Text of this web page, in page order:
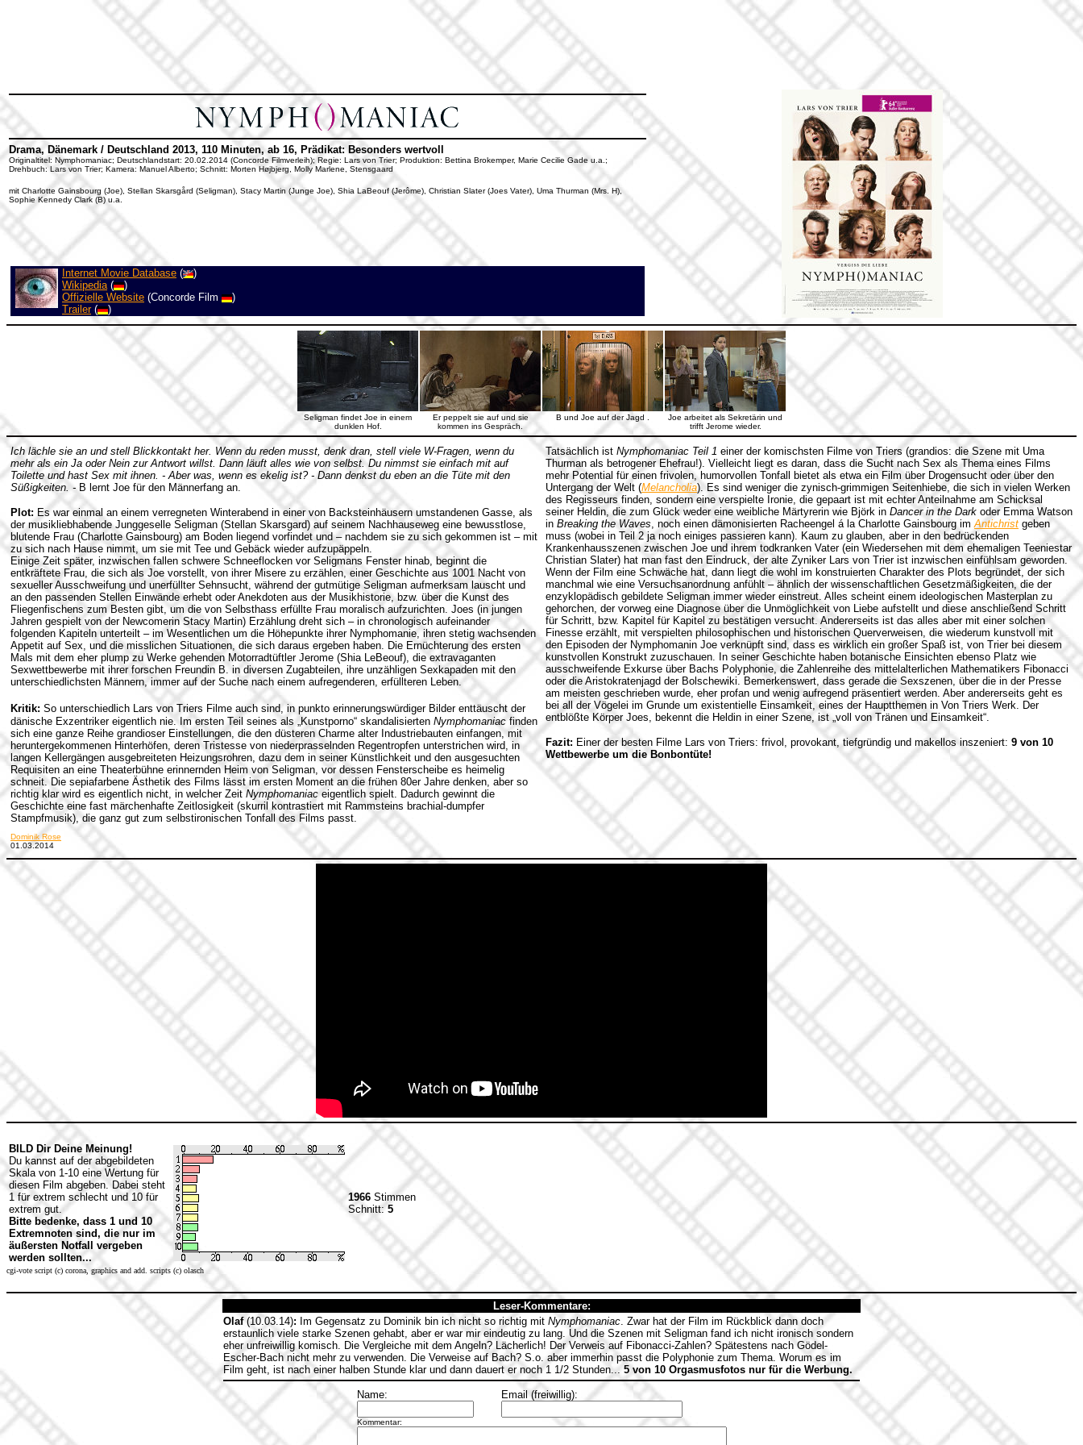
Drama, Dänemark / Deutschland 2013, 110 Minuten, ab 16, Prädikat: Besonders wertvoll
Originaltitel: Nymphomaniac; Deutschlandstart: 20.02.2014 (Concorde Filmverleih); Regie: Lars von Trier; Produktion: Bettina Brokemper, Marie Cecilie Gade u.a.;
Drehbuch: Lars von Trier; Kamera: Manuel Alberto; Schnitt: Morten Højbjerg, Molly Marlene, Stensgaard
mit Charlotte Gainsbourg (Joe), Stellan Skarsgård (Seligman), Stacy Martin (Junge Joe), Shia LaBeouf (Jerôme), Christian Slater (Joes Vater), Uma Thurman (Mrs. H),
Sophie Kennedy Clark (B) u.a.
Internet Movie Database (
)
Wikipedia(
)
Offizielle Website (Concorde Film
)
Trailer( )
Seligman findet Joe in einem
dunklen Hof.
Er peppelt sie auf und sie
kommen ins Gespräch.
B und Joe auf der Jagd .
Joe arbeitet als Sekretärin und
trifft Jerome wieder.
Ich lächle sie an und stell Blickkontakt her. Wenn du reden musst, denk dran, stell viele W-Fragen, wenn du
mehr als ein Ja oder Nein zur Antwort willst. Dann läuft alles wie von selbst. Du nimmst sie einfach mit auf
Toilette und hast Sex mit ihnen. - Aber was, wenn es ekelig ist? - Dann denkst du eben an die Tüte mit den
Süßigkeiten. - B lernt Joe für den Männerfang an.
Plot: Es war einmal an einem verregneten Winterabend in einer von Backsteinhäusern umstandenen Gasse, als
der musikliebhabende Junggeselle Seligman (Stellan Skarsgard) auf seinem Nachhauseweg eine bewusstlose,
blutende Frau (Charlotte Gainsbourg) am Boden liegend vorfindet und – nachdem sie zu sich gekommen ist – mit
zu sich nach Hause nimmt, um sie mit Tee und Gebäck wieder aufzupäppeln.
Einige Zeit später, inzwischen fallen schwere Schneeflocken vor Seligmans Fenster hinab, beginnt die
entkräftete Frau, die sich als Joe vorstellt, von ihrer Misere zu erzählen, einer Geschichte aus 1001 Nacht von
sexueller Ausschweifung und unerfüllter Sehnsucht, während der gutmütige Seligman aufmerksam lauscht und
an den passenden Stellen Einwände erhebt oder Anekdoten aus der Musikhistorie, bzw. über die Kunst des
Fliegenfischens zum Besten gibt, um die von Selbsthass erfüllte Frau moralisch aufzurichten. Joes (in jungen
Jahren gespielt von der Newcomerin Stacy Martin) Erzählung dreht sich – in chronologisch aufeinander
folgenden Kapiteln unterteilt – im Wesentlichen um die Höhepunkte ihrer Nymphomanie, ihren stetig wachsenden
Appetit auf Sex, und die misslichen Situationen, die sich daraus ergeben haben. Die Ernüchterung des ersten
Mals mit dem eher plump zu Werke gehenden Motorradtüftler Jerome (Shia LeBeouf), die extravaganten
Sexwettbewerbe mit ihrer forschen Freundin B. in diversen Zugabteilen, ihre unzähligen Sexkapaden mit den
unterschiedlichsten Männern, immer auf der Suche nach einem aufregenderen, erfüllteren Leben.
Kritik: So unterschiedlich Lars von Triers Filme auch sind, in punkto erinnerungswürdiger Bilder enttäuscht der
dänische Exzentriker eigentlich nie. Im ersten Teil seines als „Kunstporno“ skandalisierten Nymphomaniac finden
sich eine ganze Reihe grandioser Einstellungen, die den düsteren Charme alter Industriebauten einfangen, mit
heruntergekommenen Hinterhöfen, deren Tristesse von niederprasselnden Regentropfen unterstrichen wird, in
langen Kellergängen ausgebreiteten Heizungsrohren, dazu dem in seiner Künstlichkeit und den ausgesuchten
Requisiten an eine Theaterbühne erinnernden Heim von Seligman, vor dessen Fensterscheibe es heimelig
schneit. Die sepiafarbene Ästhetik des Films lässt im ersten Moment an die frühen 80er Jahre denken, aber so
richtig klar wird es eigentlich nicht, in welcher Zeit Nymphomaniac eigentlich spielt. Dadurch gewinnt die
Geschichte eine fast märchenhafte Zeitlosigkeit (skurril kontrastiert mit Rammsteins brachial-dumpfer
Stampfmusik), die ganz gut zum selbstironischen Tonfall des Films passt.
Tatsächlich ist Nymphomaniac Teil 1 einer der komischsten Filme von Triers (grandios: die Szene mit Uma
Thurman als betrogener Ehefrau!). Vielleicht liegt es daran, dass die Sucht nach Sex als Thema eines Films
mehr Potential für einen frivolen, humorvollen Tonfall bietet als etwa ein Film über Drogensucht oder über den
Untergang der Welt (Melancholia). Es sind weniger die zynisch-grimmigen Seitenhiebe, die sich in vielen Werken
des Regisseurs finden, sondern eine verspielte Ironie, die gepaart ist mit echter Anteilnahme am Schicksal
seiner Heldin, die zum Glück weder eine weibliche Märtyrerin wie Björk in Dancer in the Dark oder Emma Watson
in Breaking the Waves, noch einen dämonisierten Racheengel á la Charlotte Gainsbourg imAntichrist geben
muss (wobei in Teil 2 ja noch einiges passieren kann). Kaum zu glauben, aber in den bedrückenden
Krankenhausszenen zwischen Joe und ihrem todkranken Vater (ein Wiedersehen mit dem ehemaligen Teeniestar
Christian Slater) hat man fast den Eindruck, der alte Zyniker Lars von Trier ist inzwischen einfühlsam geworden.
Wenn der Film eine Schwäche hat, dann liegt die wohl im konstruierten Charakter des Plots begründet, der sich
manchmal wie eine Versuchsanordnung anfühlt – ähnlich der wissenschaftlichen Gesetzmäßigkeiten, die der
enzyklopädisch gebildete Seligman immer wieder einstreut. Alles scheint einem ideologischen Masterplan zu
gehorchen, der vorweg eine Diagnose über die Unmöglichkeit von Liebe aufstellt und diese anschließend Schritt
für Schritt, bzw. Kapitel für Kapitel zu bestätigen versucht. Andererseits ist das alles aber mit einer solchen
Finesse erzählt, mit verspielten philosophischen und historischen Querverweisen, die wiederum kunstvoll mit
den Episoden der Nymphomanin Joe verknüpft sind, dass es wirklich ein großer Spaß ist, von Trier bei diesem
kunstvollen Konstrukt zuzuschauen. In seiner Geschichte haben botanische Einsichten ebenso Platz wie
ausschweifende Exkurse über Bachs Polyphonie, die Zahlenreihe des mittelalterlichen Mathematikers Fibonacci
oder die Aristokratenjagd der Bolschewiki. Bemerkenswert, dass gerade die Sexszenen, über die in der Presse
am meisten geschrieben wurde, eher profan und wenig aufregend präsentiert werden. Aber andererseits geht es
bei all der Vögelei im Grunde um existentielle Einsamkeit, eines der Hauptthemen in Von Triers Werk. Der
entblößte Körper Joes, bekennt die Heldin in einer Szene, ist „voll von Tränen und Einsamkeit“.
Fazit: Einer der besten Filme Lars von Triers: frivol, provokant, tiefgründig und makellos inszeniert: 9 von 10
Wettbewerbe um die Bonbontüte!
Dominik Rose
01.03.2014
BILD Dir Deine Meinung!
Du kannst auf der abgebildeten
Skala von 1-10 eine Wertung für
diesen Film abgeben. Dabei steht
1 für extrem schlecht und 10 für
extrem gut.
Bitte bedenke, dass 1 und 10
Extremnoten sind, die nur im
äußersten Notfall vergeben
werden sollten...
1966 Stimmen
Schnitt:5
cgi-vote script (c) corona, graphics and add. scripts (c) olasch
Leser-Kommentare:
Olaf(10.03.14): Im Gegensatz zu Dominik bin ich nicht so richtig mit Nymphomaniac. Zwar hat der Film im Rückblick dann doch
erstaunlich viele starke Szenen gehabt, aber er war mir eindeutig zu lang. Und die Szenen mit Seligman fand ich nicht ironisch sondern
eher unfreiwillig komisch. Die Vergleiche mit dem Angeln? Lächerlich! Der Verweis auf Fibonacci-Zahlen? Spätestens nach Gödel-
Escher-Bach nicht mehr zu verwenden. Die Verweise auf Bach? S.o. aber immerhin passt die Polyphonie zum Thema. Worum es im
Film geht, ist nach einer halben Stunde klar und dann dauert er noch 1 1/2 Stunden... 5 von 10 Orgasmusfotos nur für die Werbung.
Name: Email (freiwillig):
Kommentar: